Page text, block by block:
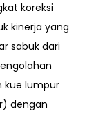
koreksi
kinerja yang
sabuk dari
kue lumpur
dengan